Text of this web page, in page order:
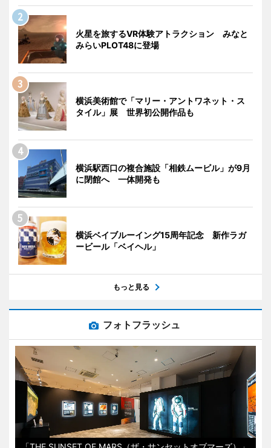
火星を旅するVR体験アトラクション みなと
みらいPLOT48に登場
横浜美術館で「マリー・アントワネット・ス
タイル」展 世界初公開作品も
横浜駅西口の複合施設「相鉄ムービル」が9月
に閉館へ 一体開発も
横浜ベイブルーイング15周年記念 新作ラガ
ービール「ベイヘル」
もっと見る
フォトフラッシュ